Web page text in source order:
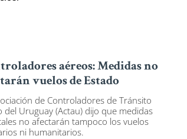
aéreos: Medidas no
vuelos de Estado
de Controladores de Tránsito
del Uruguay (Actau) dijo que medidas
no afectarán tampoco los vuelos
ni humanitarios.